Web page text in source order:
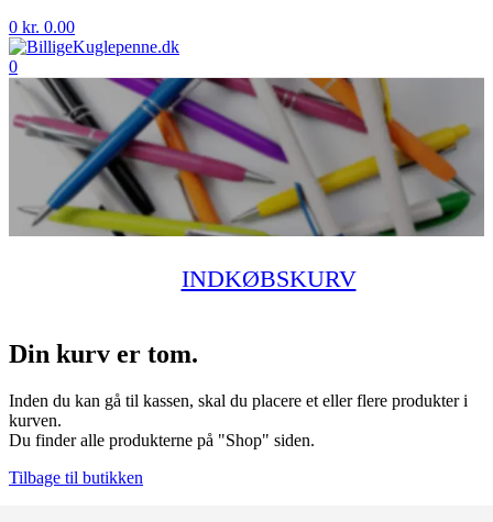
0 kr. 0.00
0
INDKØBSKURV
Din kurv er tom.
Inden du kan gå til kassen, skal du placere et eller flere produkter i
kurven.
Du finder alle produkterne på "Shop" siden.
Tilbage til butikken